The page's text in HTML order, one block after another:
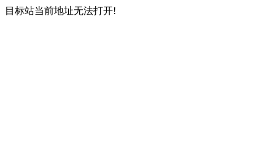
目标站当前地址无法打开!